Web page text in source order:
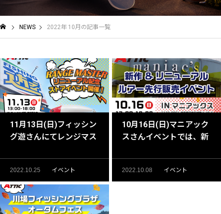
NEWS 2022年 10月の記事一覧
11月13日(日)フィッシン
グ遊さんにてレンジマス
2022.10.25 イベント
10月16日(日)マニアック
スさんイベントでは、新
販売します！
2022.10.08 イベント